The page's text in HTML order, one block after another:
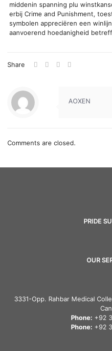
middenin spanning plu
erbij Crime and Punishment,
symbolen appreciëren een
aanvoerend hoedanigheid
Share
AOXEN
Comments are closed.
PRIDE
OUR
3331-Opp. Rahbar Medical
Phone: +92
Phone: +92